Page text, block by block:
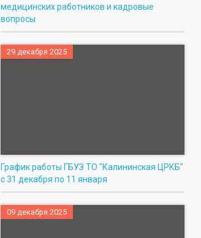
медицинских работников и кадровые
вопросы
29 декабря 2025
График работы ГБУЗ ТО "Калининская ЦРКБ"
с 31 декабря по 11 января
09 декабря 2025